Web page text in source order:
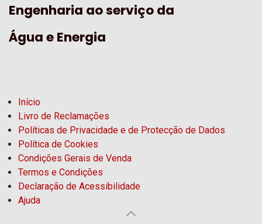
Engenharia ao serviço da
Água e Energia
Início
Livro de Reclamações
Políticas de Privacidade e de Protecção de Dados
Política de Cookies
Condições Gerais de Venda
Termos e Condições
Declaração de Acessibilidade
Ajuda